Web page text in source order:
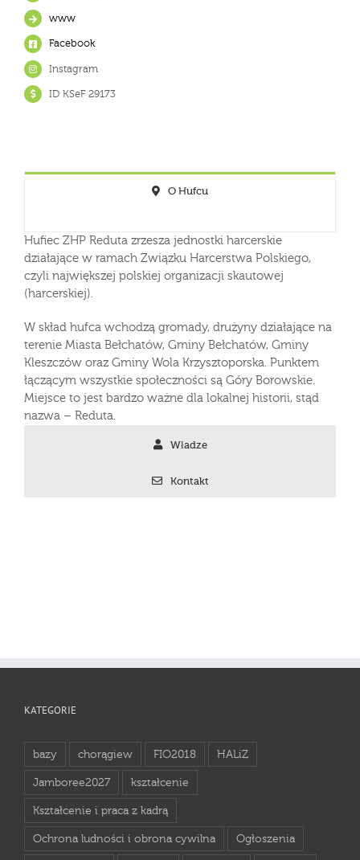
www
Facebook
Instagram
ID KSeF29173
O Hufcu
Hufiec ZHP Reduta zrzesza jednostki harcerskie
działające w ramach Związku Harcerstwa Polskiego,
czyli największej polskiej organizacji skautowej
(harcerskiej).
W skład hufca wchodzą gromady, drużyny działające na
terenie Miasta Bełchatów, Gminy Bełchatów, Gminy
Kleszczów oraz Gminy Wola Krzysztoporska. Punktem
łączącym wszystkie społeczności są Góry Borowskie.
Miejsce to jest bardzo ważne dla lokalnej historii, stąd
nazwa – Reduta.
Władze
Kontakt
KATEGORIE
bazy chorągiew FIO2018 HALiZ
Jamboree2027 kształcenie
Kształcenie i praca z kadrą
Ochrona ludności i obrona cywilna Ogłoszenia